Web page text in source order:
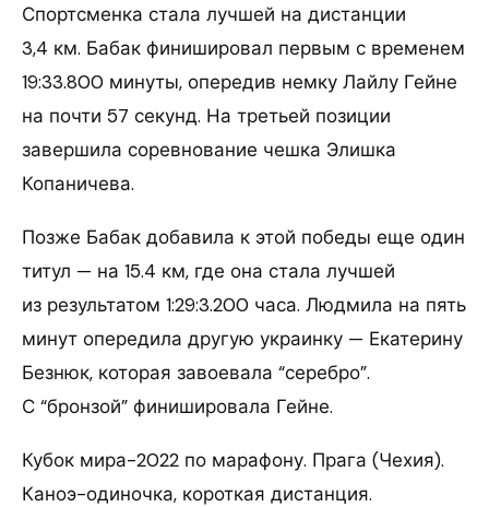
Спортсменка стала лучшей на дистанции
3,4 км. Бабак финишировал первым с временем
19:33.800 минуты, опередив немку Лайлу Гейне
на почти 57 секунд. На третьей позиции
завершила соревнование чешка Элишка
Копаничева.
Позже Бабак добавила к этой победы еще один
титул — на 15.4 км, где она стала лучшей
из результатом 1:29:3.200 часа. Людмила на пять
минут опередила другую украинку — Екатерину
Безнюк, которая завоевала “серебро”.
С “бронзой” финишировала Гейне.
Кубок мира-2022 по марафону. Прага (Чехия).
Каноэ-одиночка, короткая дистанция.